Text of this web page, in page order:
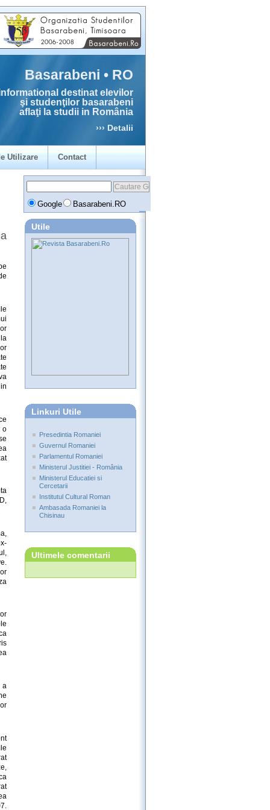
Basarabeni • RO
destinat elevilor
şi studenţilor basarabeni
aflaţi la studii in România
››› Detalii
Utilizare Contact
Google Basarabeni.RO
o
a
Utile
Linkuri Utile
Presedintia Romaniei
Guvernul Romaniei
Parlamentul Romaniei
Ministerul Justitiei - România
Ministerul Educatiei si
Cercetarii
Institutul Cultural Roman
Ambasada Romaniei la
Chisinau
Ultimele comentarii